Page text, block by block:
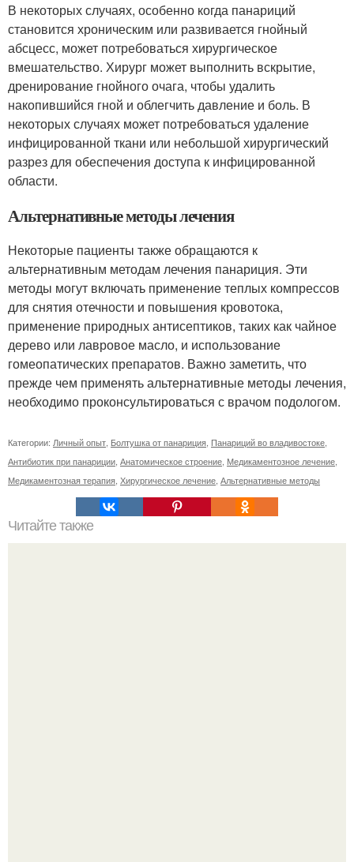
В некоторых случаях, особенно когда панариций
становится хроническим или развивается гнойный
абсцесс, может потребоваться хирургическое
вмешательство. Хирург может выполнить вскрытие,
дренирование гнойного очага, чтобы удалить
накопившийся гной и облегчить давление и боль. В
некоторых случаях может потребоваться удаление
инфицированной ткани или небольшой хирургический
разрез для обеспечения доступа к инфицированной
области.
Альтернативные методы лечения
Некоторые пациенты также обращаются к
альтернативным методам лечения панариция. Эти
методы могут включать применение теплых компрессов
для снятия отечности и повышения кровотока,
применение природных антисептиков, таких как чайное
дерево или лавровое масло, и использование
гомеопатических препаратов. Важно заметить, что
прежде чем применять альтернативные методы лечения,
необходимо проконсультироваться с врачом подологом.
Категории: Личный опыт Болтушка от панариция Панариций во владивостоке
Антибиотик при панариции Анатомическое строение Медикаментозное лечение
Медикаментозная терапия Хирургическое лечение Альтернативные методы
Читайте также